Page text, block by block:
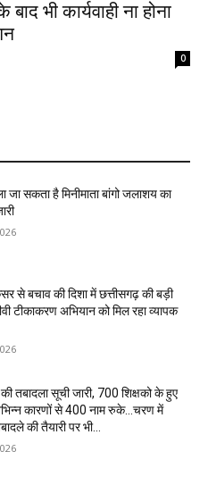
भी कार्यवाही ना होना
0
जा सकता है मिनीमाता बांगो जलाशय का
से बचाव की दिशा में छत्तीसगढ़ की बड़ी
टीकाकरण अभियान को मिल रहा व्यापक
की तबादला सूची जारी, 700 शिक्षको के हुए
कारणों से 400 नाम रुके…चरण में
की तैयारी पर भी...